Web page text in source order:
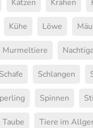
Katzen Krähen
Kühe Löwe
Murmeltiere
Schafe Schlangen
Spinnen
Taube Tiere im